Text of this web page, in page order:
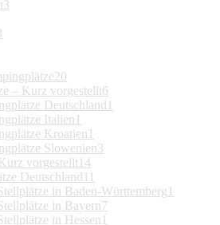
3
20
– Kurz vorgestellt6
Deutschland 1
Italien 1
Kroatien 1
Slowenien3
vorgestellt 14
Deutschland 11
in Baden-Württemberg 1
in Bayern7
in Hessen 1